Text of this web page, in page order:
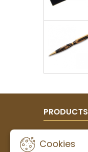
PRODUCTS
Neue Artikel
Cookies